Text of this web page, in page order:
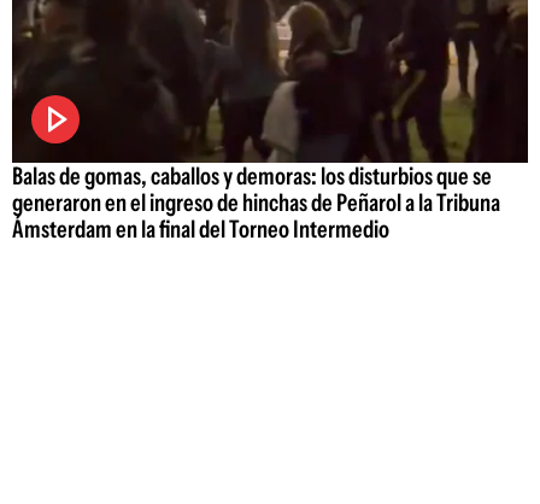
Balas de gomas, caballos y demoras: los disturbios que se
generaron en el ingreso de hinchas de Peñarol a la Tribuna
Ámsterdam en la final del Torneo Intermedio